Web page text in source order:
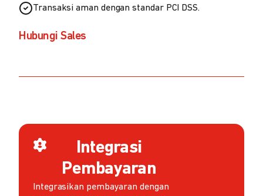
Transaksi aman dengan standar PCI DSS.
Hubungi Sales
Integrasi
Pembayaran
Integrasikan pembayaran dengan